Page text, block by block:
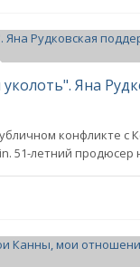
конфликте с
51-летний продюсер